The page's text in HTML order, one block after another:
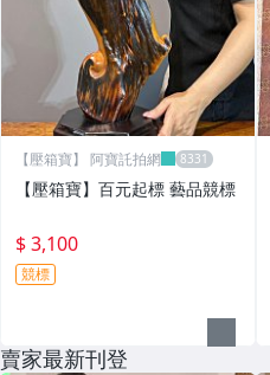
【壓箱寶】 阿寶託拍網
【壓箱寶】百元起標 藝品競標
$ 3,100
競標
賣家最新刊登